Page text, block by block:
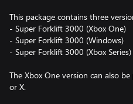
This package contains three
- Super Forklift 3000 (Xbox One)
- Super Forklift 3000 (Windows)
- Super Forklift 3000 (Xbox Series)
The Xbox One version can also
or X.